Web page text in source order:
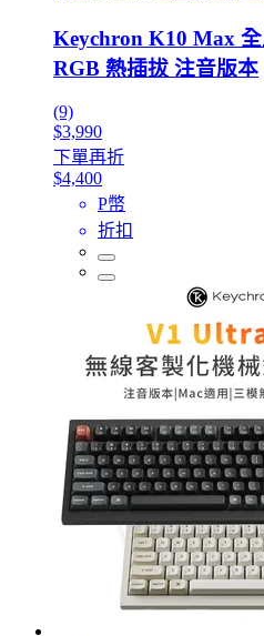
Keychron K10 Max
RGB 熱插拔 注音版本
(9)
$3,990
下單再折
$4,400
P幣
折扣